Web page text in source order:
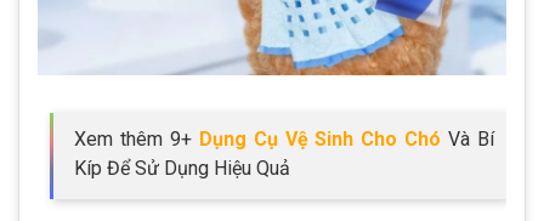
Xem thêm 9+ Dụng Cụ Vệ Sinh Cho Chó Và Bí
Kíp Để Sử Dụng Hiệu Quả